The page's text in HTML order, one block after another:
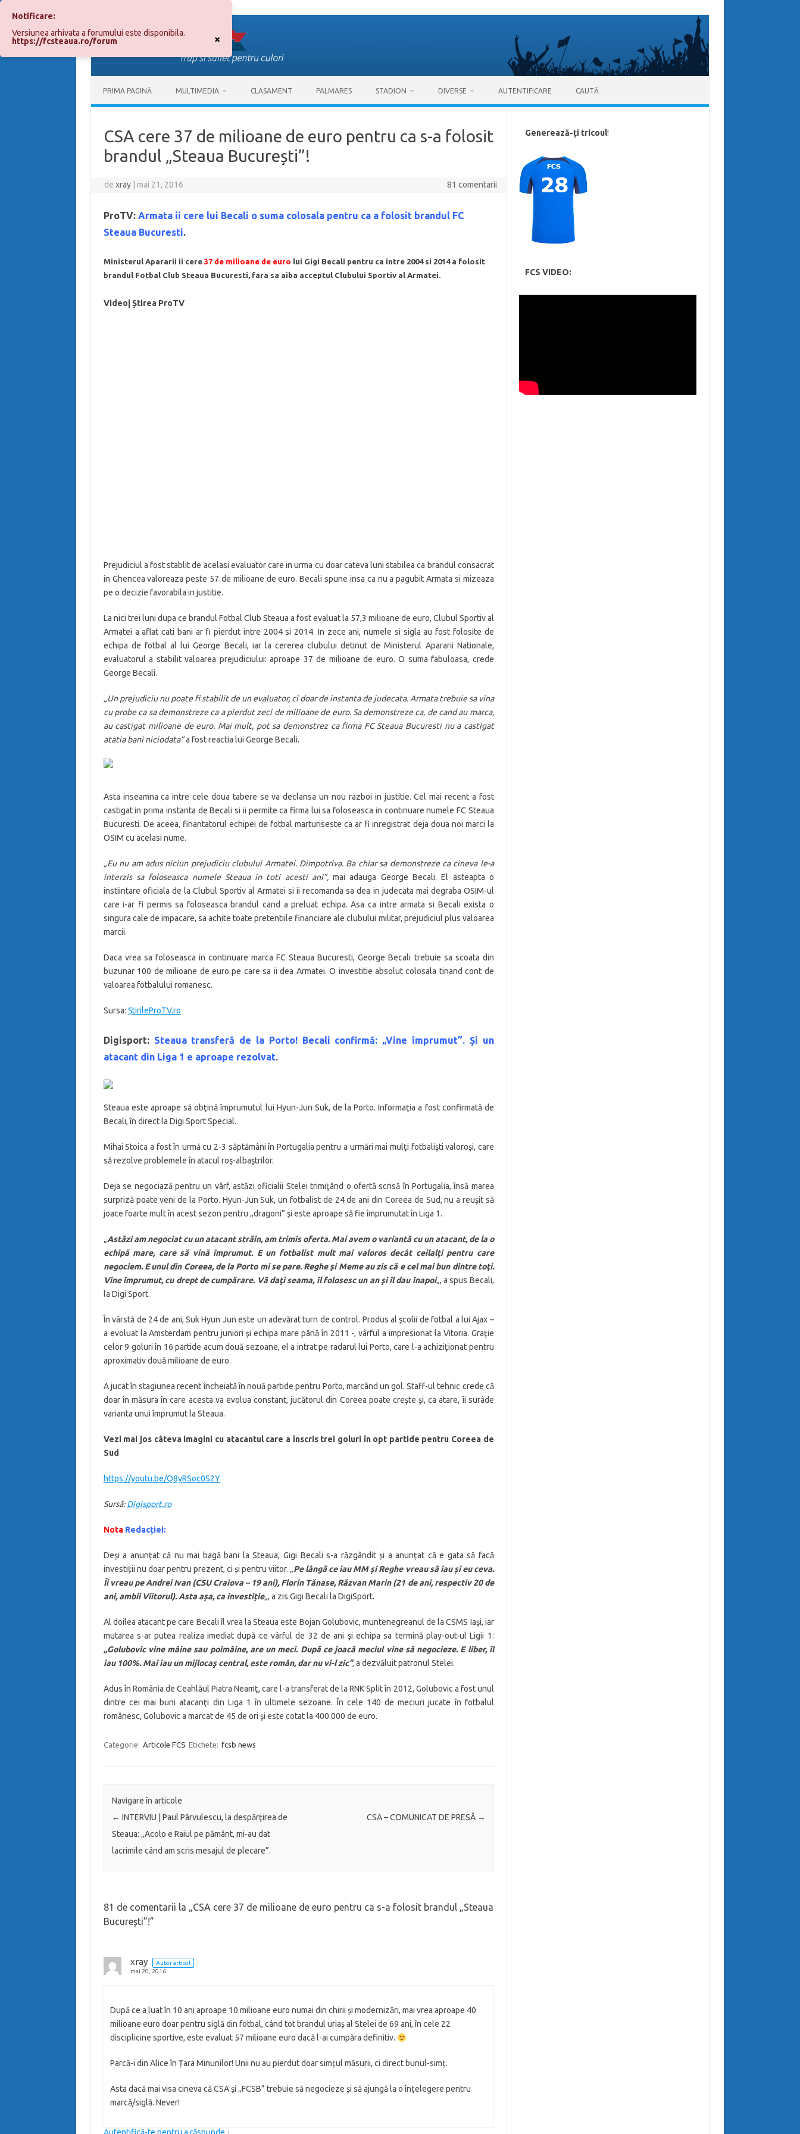
conținut
PRIMA PAGINĂ MULTIMEDIA CLASAMENT PALMARES STADION DIVERSE AUTENTIFICARE CAUTĂ
CSA cere 37 de milioane de euro pentru ca s-a folosit
brandul „Steaua București”!
dexray mai 21, 2016 81 comentarii
ProTV: Armata ii cere lui Becali o suma colosala pentru ca a folosit brandul FC
Steaua Bucuresti.
Ministerul Apararii ii cere 37 de milioane de euro lui Gigi Becali pentru ca intre 2004 si 2014 a folosit
brandul Fotbal Club Steaua Bucuresti, fara sa aiba acceptul Clubului Sportiv al Armatei.
Video| Știrea ProTV
Prejudiciul a fost stablit de acelasi evaluator care in urma cu doar cateva luni stabilea ca brandul consacrat
in Ghencea valoreaza peste 57 de milioane de euro. Becali spune insa ca nu a pagubit Armata si mizeaza
pe o decizie favorabila in justitie.
La nici trei luni dupa ce brandul Fotbal Club Steaua a fost evaluat la 57,3 milioane de euro, Clubul Sportiv al
Armatei a aflat cati bani ar fi pierdut intre 2004 si 2014. In zece ani, numele si sigla au fost folosite de
echipa de fotbal al lui George Becali, iar la cererea clubului detinut de Ministerul Apararii Nationale,
evaluatorul a stabilit valoarea prejudiciului: aproape 37 de milioane de euro. O suma fabuloasa, crede
George Becali.
„Un prejudiciu nu poate fi stabilit de un evaluator, ci doar de instanta de judecata. Armata trebuie sa vina
cu probe ca sa demonstreze ca a pierdut zeci de milioane de euro. Sa demonstreze ca, de cand au marca,
au castigat milioane de euro. Mai mult, pot sa demonstrez ca firma FC Steaua Bucuresti nu a castigat
atatia bani niciodata”a fost reactia lui George Becali.
Asta inseamna ca intre cele doua tabere se va declansa un nou razboi in justitie. Cel mai recent a fost
castigat in prima instanta de Becali si ii permite ca firma lui sa foloseasca in continuare numele FC Steaua
Bucuresti. De aceea, finantatorul echipei de fotbal marturiseste ca ar fi inregistrat deja doua noi marci la
OSIM cu acelasi nume.
„Eu nu am adus niciun prejudiciu clubului Armatei. Dimpotriva. Ba chiar sa demonstreze ca cineva le-a
interzis sa foloseasca numele Steaua in toti acesti ani”,mai adauga George Becali. El asteapta o
instiintare oficiala de la Clubul Sportiv al Armatei si ii recomanda sa dea in judecata mai degraba OSIM-ul
care i-ar fi permis sa foloseasca brandul cand a preluat echipa. Asa ca intre armata si Becali exista o
singura cale de impacare, sa achite toate pretentiile financiare ale clubului militar, prejudiciul plus valoarea
marcii.
Daca vrea sa foloseasca in continuare marca FC Steaua Bucuresti, George Becali trebuie sa scoata din
buzunar 100 de milioane de euro pe care sa ii dea Armatei. O investitie absolut colosala tinand cont de
valoarea fotbalului romanesc.
Sursa: ȘtirileProTV.ro
Digisport: Steaua transferă de la Porto! Becali confirmă: „Vine împrumut”. Şi un
atacant din Liga 1 e aproape rezolvat.
Steaua este aproape să obţină împrumutul lui Hyun-Jun Suk, de la Porto. Informaţia a fost confirmată de
Becali, în direct la Digi Sport Special.
Mihai Stoica a fost în urmă cu 2-3 săptămâni în Portugalia pentru a urmări mai mulţi fotbalişti valoroşi, care
să rezolve problemele în atacul roş-albaştrilor.
Deja se negociază pentru un vârf, astăzi oficialii Stelei trimiţând o ofertă scrisă în Portugalia, însă marea
surpriză poate veni de la Porto. Hyun-Jun Suk, un fotbalist de 24 de ani din Coreea de Sud, nu a reuşit să
joace foarte mult în acest sezon pentru „dragoni” şi este aproape să fie împrumutat în Liga 1.
„Astăzi am negociat cu un atacant străin, am trimis oferta. Mai avem o variantă cu un atacant, de la o
echipă mare, care să vină împrumut. E un fotbalist mult mai valoros decât ceilalţi pentru care
negociem. E unul din Coreea, de la Porto mi se pare. Reghe şi Meme au zis că e cel mai bun dintre toţi.
Vine împrumut, cu drept de cumpărare. Vă daţi seama, îl folosesc un an şi îl dau înapoi„, a spus Becali,
la Digi Sport.
În vârstă de 24 de ani, Suk Hyun Jun este un adevărat turn de control. Produs al şcolii de fotbal a lui Ajax –
a evoluat la Amsterdam pentru juniori şi echipa mare până în 2011 -, vârful a impresionat la Vitoria. Graţie
celor 9 goluri în 16 partide acum două sezoane, el a intrat pe radarul lui Porto, care l-a achiziţionat pentru
aproximativ două milioane de euro.
A jucat în stagiunea recent încheiată în nouă partide pentru Porto, marcând un gol. Staff-ul tehnic crede că
doar în măsura în care acesta va evolua constant, jucătorul din Coreea poate creşte şi, ca atare, îi surâde
varianta unui împrumut la Steaua.
Vezi mai jos câteva imagini cu atacantul care a înscris trei goluri în opt partide pentru Coreea de
Sud
https://youtu.be/Q8yRSoc0S2Y
Sursă:Digisport.ro
Nota Redacției:
Deși a anunțat că nu mai bagă bani la Steaua, Gigi Becali s-a răzgândit și a anunțat că e gata să facă
investiții nu doar pentru prezent, ci și pentru viitor. „Pe lângă ce iau MM și Reghe vreau să iau și eu ceva.
Îi vreau pe Andrei Ivan (CSU Craiova – 19 ani), Florin Tănase, Răzvan Marin (21 de ani, respectiv 20 de
ani, ambii Viitorul). Asta așa, ca investiție„, a zis Gigi Becali la DigiSport.
Al doilea atacant pe care Becali îl vrea la Steaua este Bojan Golubovic, muntenegreanul de la CSMS Iaşi, iar
mutarea s-ar putea realiza imediat după ce vârful de 32 de ani şi echipa sa termină play-out-ul Ligii 1:
„Golubovic vine mâine sau poimâine, are un meci. După ce joacă meciul vine să negocieze. E liber, îl
iau 100%. Mai iau un mijlocaş central, este român, dar nu vi-l zic”, a dezvăluit patronul Stelei.
Adus în România de Ceahlăul Piatra Neamţ, care l-a transferat de la RNK Split în 2012, Golubovic a fost unul
dintre cei mai buni atacanţi din Liga 1 în ultimele sezoane. În cele 140 de meciuri jucate în fotbalul
românesc, Golubovic a marcat de 45 de ori şi este cotat la 400.000 de euro.
Categorie: Articole FCS Etichete: fcsb news
Navigare în articole
← INTERVIU | Paul Pârvulescu, la despărţirea de
Steaua: „Acolo e Raiul pe pământ, mi-au dat
lacrimile când am scris mesajul de plecare”.
CSA – COMUNICAT DE PRESĂ →
81 de comentarii la „CSA cere 37 de milioane de euro pentru ca s-a folosit brandul „Steaua
București”!”
xray
Autor articol
mai 20, 2016
După ce a luat în 10 ani aproape 10 milioane euro numai din chirii și modernizări, mai vrea aproape 40
milioane euro doar pentru siglă din fotbal, când tot brandul uriaș al Stelei de 69 ani, în cele 22
disciplicine sportive, este evaluat 57 milioane euro dacă l-ai cumpăra definitiv.
Parcă-i din Alice în Țara Minunilor! Unii nu au pierdut doar simțul măsurii, ci direct bunul-simț.
Asta dacă mai visa cineva că CSA și „FCSB” trebuie să negocieze și să ajungă la o înțelegere pentru
marcă/siglă. Never!
Generează-ți tricoul!
FCS VIDEO:
×
Notificare:
Versiunea arhivata a forumului este disponibila.
https://fcsteaua.ro/forum